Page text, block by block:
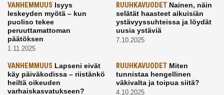
VANHEMMUUS Isyys
leskeyden myötä – kun
puoliso tekee
peruuttamattoman
päätöksen
1.11.2025
RUUHKAVUODETNainen, näin
selätät haasteet aikuisiän
ystävyyssuhteissa ja löydät
uusia ystäviä
7.10.2025
VANHEMMUUS Lapseni eivät
käy päiväkodissa – riistänkö
heiltä oikeuden
varhaiskasvatukseen?
RUUHKAVUODETMiten
tunnistaa hengellinen
väkivalta ja toipua siitä?
4.10.2025